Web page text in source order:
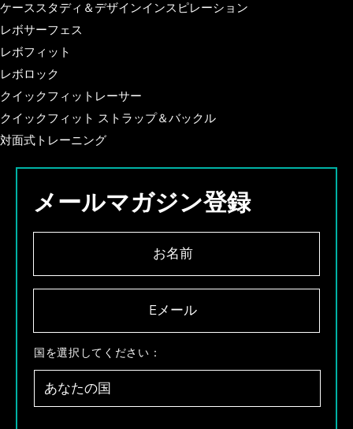
ケーススタディ＆デザインインスピレーション
レボサーフェス
レボフィット
レボロック
クイックフィットレーサー
クイックフィット ストラップ＆バックル
対面式トレーニング
メールマガジン登録
前
*
ー
ル
*
国
を
選
択
国を選択してください：